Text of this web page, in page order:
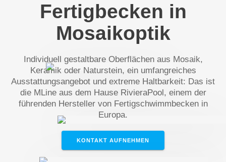
Fertigbecken in
Mosaikoptik
Individuell gestaltbare Oberflächen aus Mosaik,
Keramik oder Naturstein, ein umfangreiches
Ausstattungsangebot und extreme Haltbarkeit: Das ist
die MLine aus dem Hause RivieraPool, einem der
führenden Hersteller von Fertigschwimmbecken in
Europa.
KONTAKT AUFNEHMEN